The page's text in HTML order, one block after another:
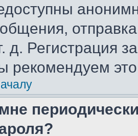
д. Регистрация
рекомендуем